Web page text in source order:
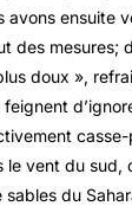
avons ensuite
des mesures;
doux »,
le vent du sud,
du